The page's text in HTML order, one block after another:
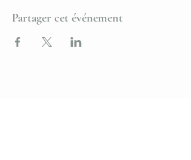
Partager cet événement